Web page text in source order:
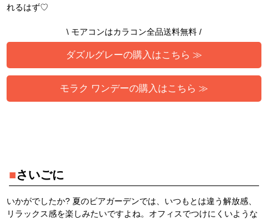
れるはず♡
\ モアコンはカラコン全品送料無料 /
ダズルグレーの購入はこちら ≫
モラク ワンデーの購入はこちら ≫
■さいごに
いかがでしたか? 夏のビアガーデンでは、いつもとは違う解放感、
リラックス感を楽しみたいですよね。オフィスでつけにくいような